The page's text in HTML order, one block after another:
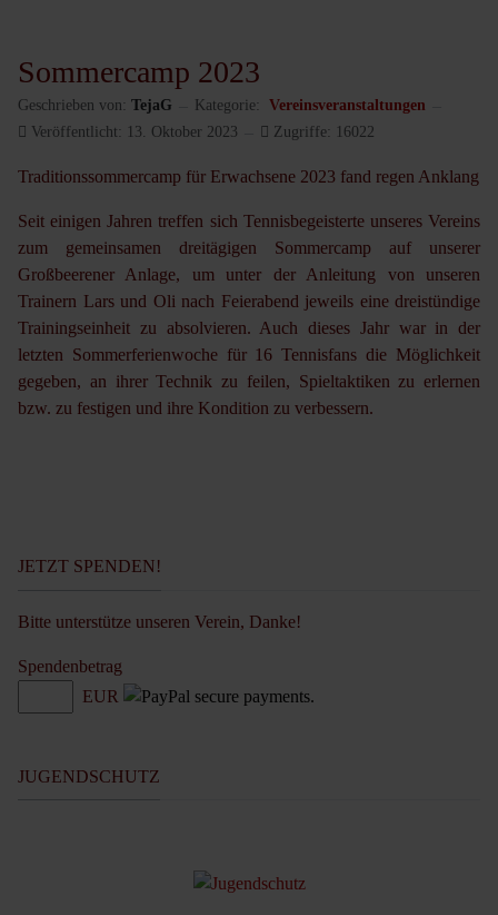
Sommercamp 2023
Geschrieben von: TejaG Kategorie:
Vereinsveranstaltungen
Veröffentlicht: 13. Oktober 2023
Zugriffe: 16022
Traditionssommercamp für Erwachsene 2023 fand regen Anklang
Seit einigen Jahren treffen sich Tennisbegeisterte unseres Vereins
zum gemeinsamen dreitägigen Sommercamp auf unserer
Großbeerener Anlage, um unter der Anleitung von unseren
Trainern Lars und Oli nach Feierabend jeweils eine dreistündige
Trainingseinheit zu absolvieren. Auch dieses Jahr war in der
letzten Sommerferienwoche für 16 Tennisfans die Möglichkeit
gegeben, an ihrer Technik zu feilen, Spieltaktiken zu erlernen
bzw. zu festigen und ihre Kondition zu verbessern.
JETZT SPENDEN!
Bitte unterstütze unseren Verein, Danke!
Spendenbetrag
EUR
JUGENDSCHUTZ